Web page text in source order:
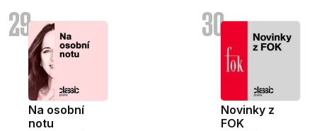
29
Na osobní
notu
30
Novinky z
FOK